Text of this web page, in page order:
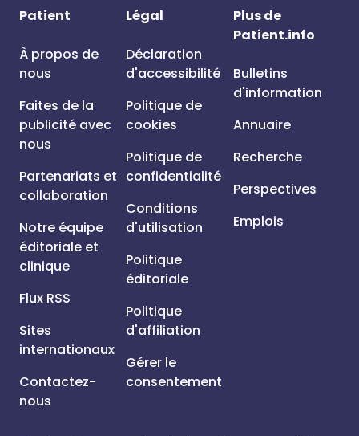
Patient
À propos de
nous
Faites de la
publicité avec
nous
Partenariats et
collaboration
Notre équipe
éditoriale et
clinique
Flux RSS
Sites
internationaux
Contactez-
nous
Légal
Déclaration
d'accessibilité
Politique de
cookies
Politique de
confidentialité
Conditions
d'utilisation
Politique
éditoriale
Politique
d'affiliation
Gérer le
consentement
Plus de
Patient.info
Bulletins
d'information
Annuaire
Recherche
Perspectives
Emplois